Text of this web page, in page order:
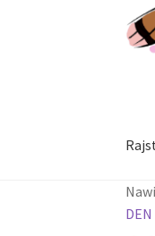
do
do
DEN